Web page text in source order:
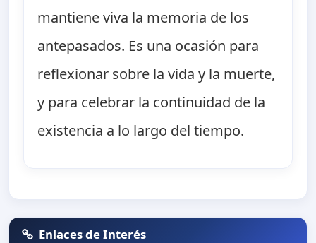
mantiene viva la memoria de los
antepasados. Es una ocasión para
reflexionar sobre la vida y la muerte,
y para celebrar la continuidad de la
existencia a lo largo del tiempo.
Enlaces de Interés